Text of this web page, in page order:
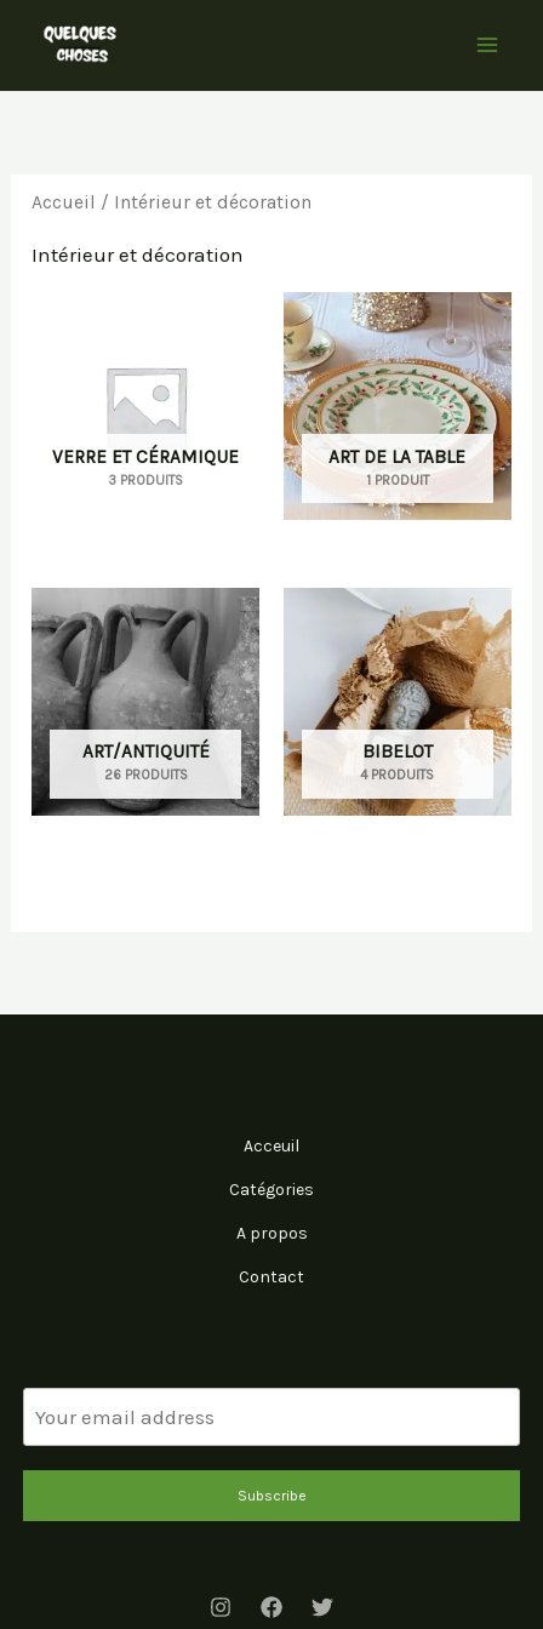
Accueil / Intérieur et décoration
Intérieur et décoration
VERRE ET CÉRAMIQUE
3 PRODUITS
ART DE LA TABLE
1 PRODUIT
ART/ANTIQUITÉ
26 PRODUITS
BIBELOT
4 PRODUITS
Acceuil
Catégories
A propos
Contact
Subscribe